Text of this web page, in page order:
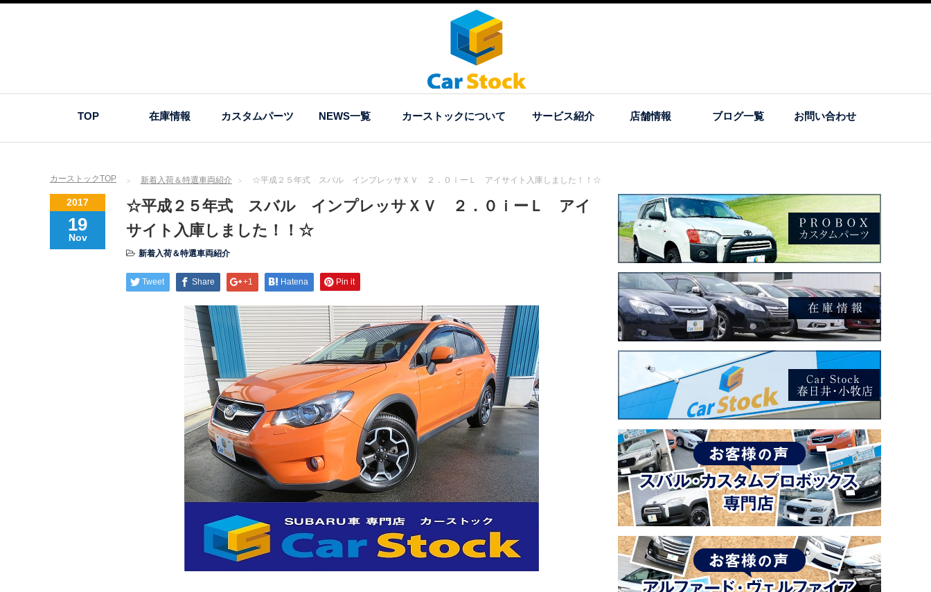
TOP 在庫情報 カスタムパーツ NEWS一覧 カーストックについて サービス紹介 店舗情報 ブログ一覧 お問い合わせ
カーストックTOP 新着入荷＆特選車両紹介 ☆平成２５年式 スバル インプレッサＸＶ ２．０ｉーＬ アイサイト入庫しました！！☆
2017
19
Nov
☆平成２５年式 スバル インプレッサＸＶ ２．０ｉーＬ アイ
サイト入庫しました！！☆
新着入荷＆特選車両紹介
Tweet Share +1 Hatena Pin it